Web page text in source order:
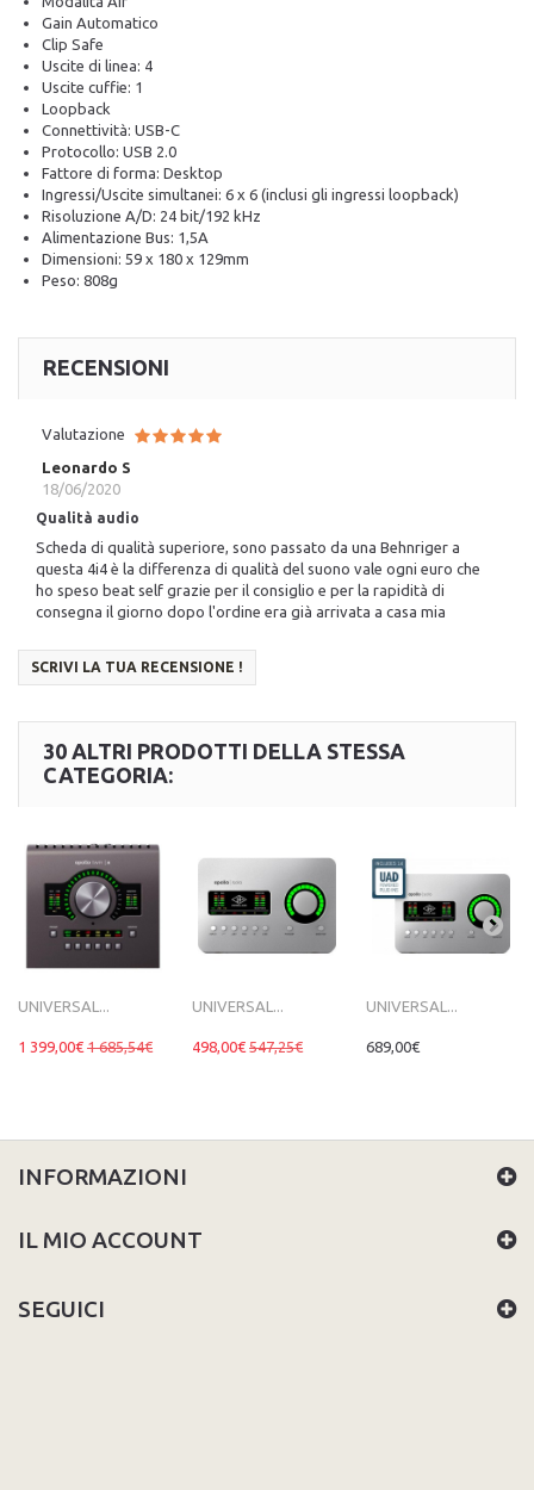
Gain Automatico
Clip Safe
Uscite di linea: 4
Uscite cuffie: 1
Loopback
Connettività: USB-C
Protocollo: USB 2.0
Fattore di forma: Desktop
Ingressi/Uscite simultanei: 6 x 6 (inclusi gli ingressi loopback)
Risoluzione A/D: 24 bit/192 kHz
Alimentazione Bus: 1,5A
Dimensioni: 59 x 180 x 129mm
Peso: 808g
RECENSIONI
Valutazione
Leonardo S
18/06/2020
Qualità audio
Scheda di qualità superiore, sono passato da una Behnriger a
questa 4i4 è la differenza di qualità del suono vale ogni euro che
ho speso beat self grazie per il consiglio e per la rapidità di
consegna il giorno dopo l'ordine era già arrivata a casa mia
SCRIVI LA TUA RECENSIONE !
30 ALTRI PRODOTTI DELLA STESSA
CATEGORIA:
UNIVERSAL...
1 399,00€ 1 685,54€
UNIVERSAL...
498,00€ 547,25€
UNIVERSAL...
689,00€
INFORMAZIONI
IL MIO ACCOUNT
SEGUICI